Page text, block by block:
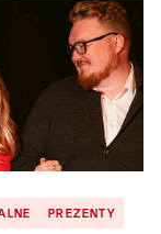
PREZENTY